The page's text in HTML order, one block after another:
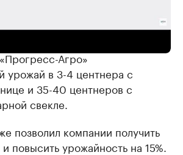
Агро»
урожай в 3-4 центнера с
и 35-40 центнеров с
свекле.
позволил компании получить
повысить урожайность на 15%.